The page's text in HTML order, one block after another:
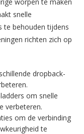
snelle
te behouden tijdens
richten zich op
dropback-
om snelle
verbeteren.
om de verbinding
te